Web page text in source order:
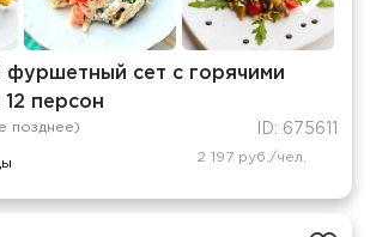
фуршетный сет с горячими
12 персон
позднее) ID: 675611
2 197 руб./чел.